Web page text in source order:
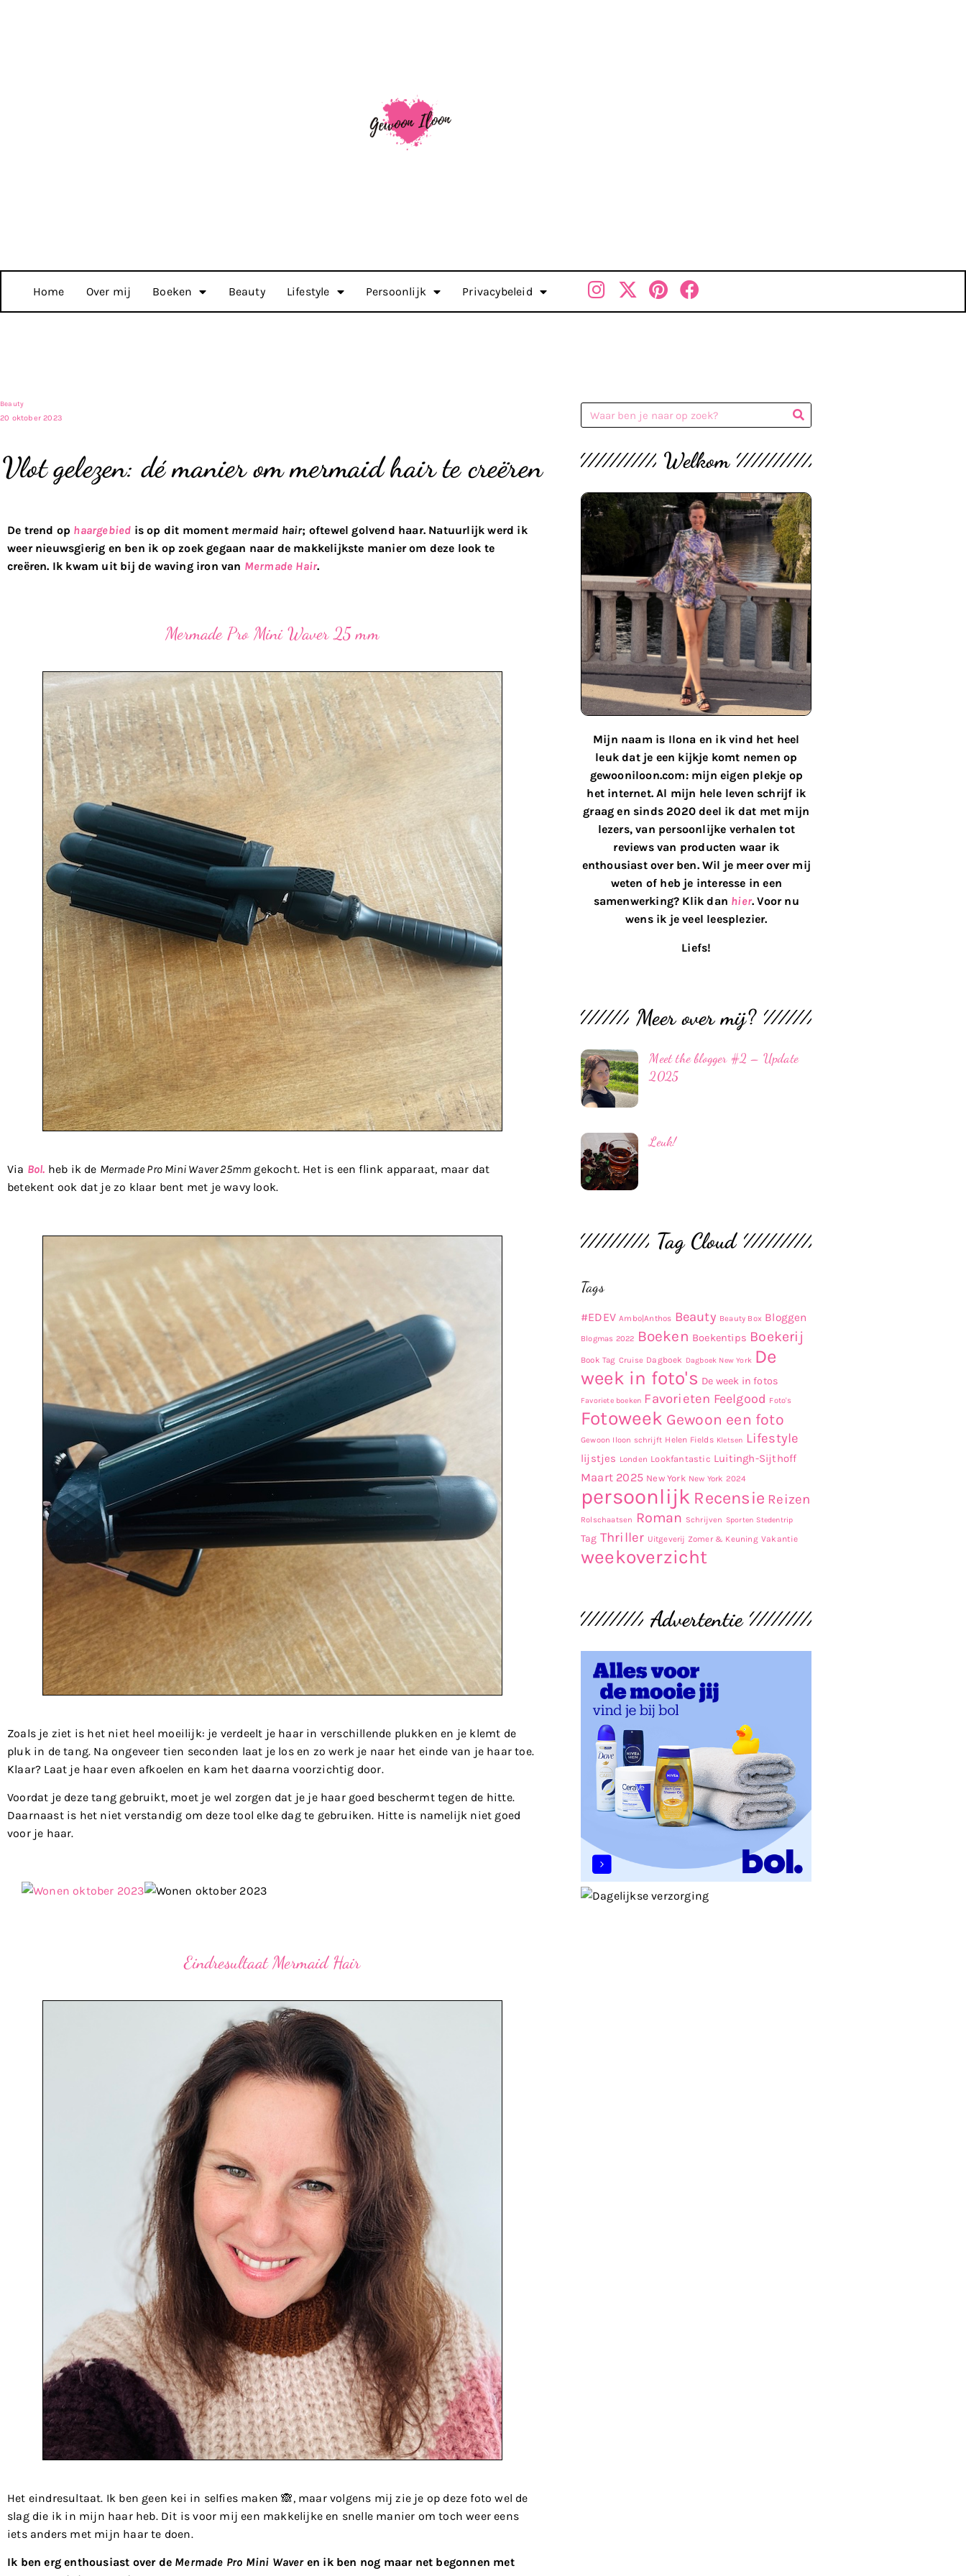
Home Over mij Boeken Beauty Lifestyle Persoonlijk Privacybeleid
Beauty
20 oktober 2023
Vlot gelezen: dé manier om mermaid hair te creëren
De trend op haargebied is op dit moment mermaid hair; oftewel golvend haar. Natuurlijk werd ik
weer nieuwsgierig en ben ik op zoek gegaan naar de makkelijkste manier om deze look te
creëren. Ik kwam uit bij de waving iron van Mermade Hair.
Mermade Pro Mini Waver 25 mm
Via Bol. heb ik de Mermade Pro Mini Waver 25mm gekocht. Het is een flink apparaat, maar dat
betekent ook dat je zo klaar bent met je wavy look.
Zoals je ziet is het niet heel moeilijk: je verdeelt je haar in verschillende plukken en je klemt de
pluk in de tang. Na ongeveer tien seconden laat je los en zo werk je naar het einde van je haar toe.
Klaar? Laat je haar even afkoelen en kam het daarna voorzichtig door.
Voordat je deze tang gebruikt, moet je wel zorgen dat je je haar goed beschermt tegen de hitte.
Daarnaast is het niet verstandig om deze tool elke dag te gebruiken. Hitte is namelijk niet goed
voor je haar.
Eindresultaat Mermaid Hair
Het eindresultaat. Ik ben geen kei in selfies maken 🙈, maar volgens mij zie je op deze foto wel de
slag die ik in mijn haar heb. Dit is voor mij een makkelijke en snelle manier om toch weer eens
iets anders met mijn haar te doen.
Ik ben erg enthousiast over de Mermade Pro Mini Waveren ik ben nog maar net begonnen met
Welkom
Mijn naam is Ilona en ik vind het heel
leuk dat je een kijkje komt nemen op
gewooniloon.com: mijn eigen plekje op
het internet. Al mijn hele leven schrijf ik
graag en sinds 2020 deel ik dat met mijn
lezers, van persoonlijke verhalen tot
reviews van producten waar ik
enthousiast over ben. Wil je meer over mij
weten of heb je interesse in een
samenwerking? Klik dan hier. Voor nu
wens ik je veel leesplezier.
Liefs!
Meer over mij?
Meet the blogger #2 – Update
2025
Leuk!
Tag Cloud
Tags
#EDEV Ambo|Anthos Beauty Beauty Box Bloggen
Blogmas 2022 Boeken Boekentips Boekerij
Book Tag Cruise Dagboek Dagboek New York De
week in foto's De week in fotos
Favoriete boeken Favorieten Feelgood Foto's
Fotoweek Gewoon een foto
Gewoon Iloon schrijft Helen Fields Kletsen Lifestyle
lijstjes Londen Lookfantastic Luitingh-Sijthoff
Maart 2025 New York New York 2024
persoonlijk Recensie Reizen
Rolschaatsen Roman Schrijven Sporten Stedentrip
Tag Thriller Uitgeverij Zomer & Keuning Vakantie
weekoverzicht
Advertentie